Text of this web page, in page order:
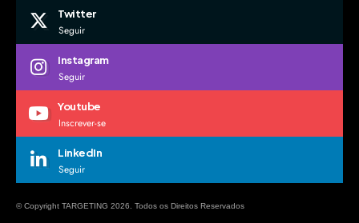
Twitter
Seguir
Instagram
Seguir
Youtube
Inscrever-se
LinkedIn
Seguir
© Copyright TARGETING 2026. Todos os Direitos Reservados